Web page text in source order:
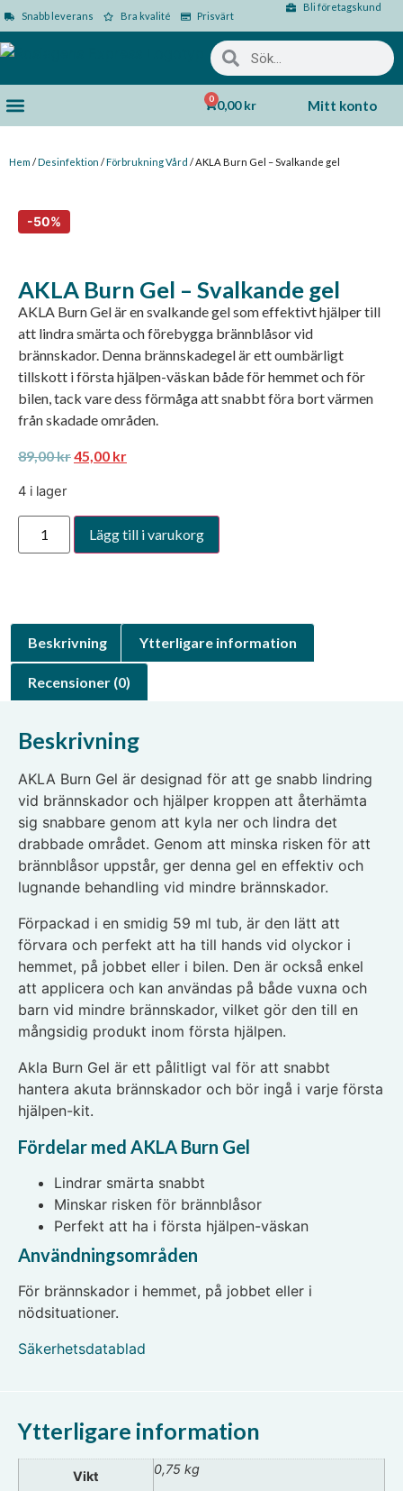
Snabb leverans Bra kvalité Prisvärt
Bli företagskund
0,00kr
0 Mitt konto
Hem /Desinfektion /Förbrukning Vård / AKLA Burn Gel – Svalkande gel
AKLA Burn Gel – Svalkande gel
AKLA Burn Gel är en svalkande gel som effektivt hjälper till
att lindra smärta och förebygga brännblåsor vid
brännskador. Denna brännskadegel är ett oumbärligt
tillskott i första hjälpen-väskan både för hemmet och för
bilen, tack vare dess förmåga att snabbt föra bort värmen
från skadade områden.
89,00kr45,00 kr
4 i lager
Lägg till i varukorg
Beskrivning Ytterligare information
Recensioner (0)
Beskrivning
AKLA Burn Gel är designad för att ge snabb lindring
vid brännskador och hjälper kroppen att återhämta
sig snabbare genom att kyla ner och lindra det
drabbade området. Genom att minska risken för att
brännblåsor uppstår, ger denna gel en effektiv och
lugnande behandling vid mindre brännskador.
Förpackad i en smidig 59 ml tub, är den lätt att
förvara och perfekt att ha till hands vid olyckor i
hemmet, på jobbet eller i bilen. Den är också enkel
att applicera och kan användas på både vuxna och
barn vid mindre brännskador, vilket gör den till en
mångsidig produkt inom första hjälpen.
Akla Burn Gel är ett pålitligt val för att snabbt
hantera akuta brännskador och bör ingå i varje första
hjälpen-kit.
Fördelar med AKLA Burn Gel
Lindrar smärta snabbt
Minskar risken för brännblåsor
Perfekt att ha i första hjälpen-väskan
Användningsområden
För brännskador i hemmet, på jobbet eller i
nödsituationer.
Säkerhetsdatablad
Ytterligare information
Vikt 0,75 kg